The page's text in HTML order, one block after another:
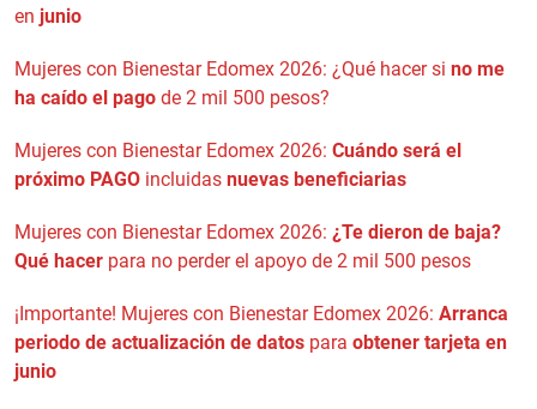
en junio
Mujeres con Bienestar Edomex 2026: ¿Qué hacer si no me
ha caído el pago de 2 mil 500 pesos?
Mujeres con Bienestar Edomex 2026: Cuándo será el
próximo PAGO incluidas nuevas beneficiarias
Mujeres con Bienestar Edomex 2026: ¿Te dieron de baja?
Qué hacer para no perder el apoyo de 2 mil 500 pesos
¡Importante! Mujeres con Bienestar Edomex 2026: Arranca
periodo de actualización de datos para obtener tarjeta en
junio